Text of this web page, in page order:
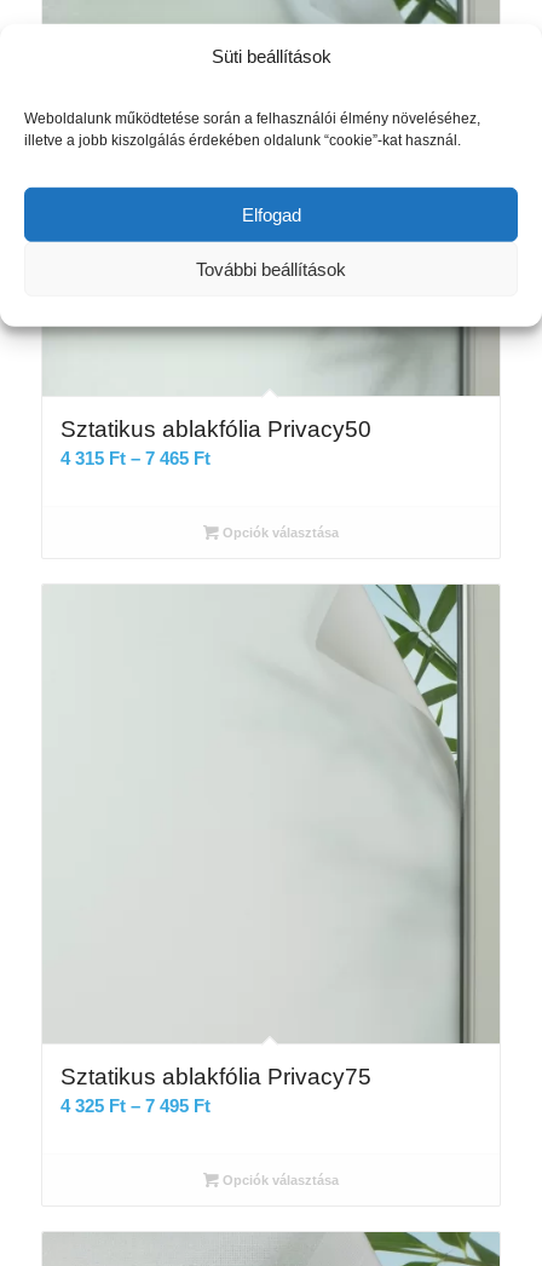
Süti beállítások
Weboldalunk működtetése során a felhasználói élmény növeléséhez,
illetve a jobb kiszolgálás érdekében oldalunk “cookie”-kat használ.
Elfogad
További beállítások
Sztatikus ablakfólia Privacy50
4 315 Ft – 7 465 FtÁrtartomány:
-
Opciók választása
Sztatikus ablakfólia Privacy75
4 325 Ft – 7 495 FtÁrtartomány:
-
Opciók választása